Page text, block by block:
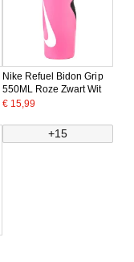
Nike Refuel Bidon Grip
550ML Roze Zwart Wit
€ 15,99
+15